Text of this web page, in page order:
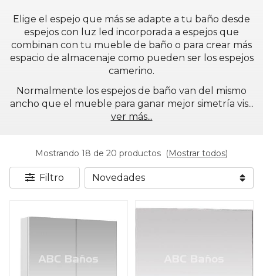
Elige el espejo que más se adapte a tu baño desde
espejos con luz led incorporada a espejos que
combinan con tu mueble de baño o para crear más
espacio de almacenaje como pueden ser los espejos
camerino.
Normalmente los espejos de baño van del mismo
ancho que el mueble para ganar mejor simetría vis...
ver más...
Mostrando 18 de 20 productos (Mostrar todos)
Filtro